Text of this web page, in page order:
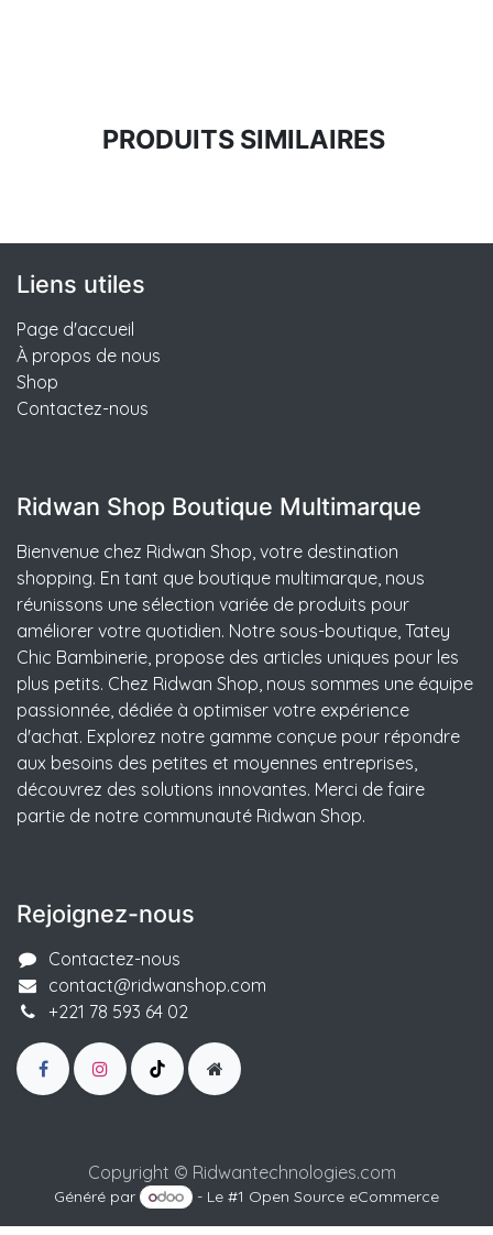
PRODUITS SIMILAIRES
Liens utiles
Page d'accueil
À propos de nous
Shop
Contactez-nous
Ridwan Shop Boutique Multimarque
Bienvenue chez Ridwan Shop, votre destination
shopping. En tant que boutique multimarque, nous
réunissons une sélection variée de produits pour
améliorer votre quotidien. Notre sous-boutique, Tatey
Chic Bambinerie, propose des articles uniques pour les
plus petits. Chez Ridwan Shop, nous sommes une équipe
passionnée, dédiée à optimiser votre expérience
d'achat. Explorez notre gamme conçue pour répondre
aux besoins des petites et moyennes entreprises,
découvrez des solutions innovantes. Merci de faire
partie de notre communauté Ridwan Shop.
Rejoignez-nous
Contactez-nous
contact@ridwanshop.com
+221 78 593 64 02
Copyright © Ridwantechnologies.com
Généré par - Le #1 Open Source eCommerce